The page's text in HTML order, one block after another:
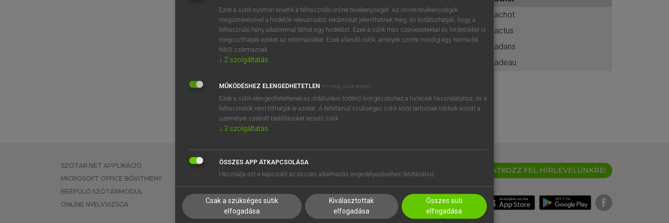
BELÉPÉS
próbaverziójának elindításához
regisztrálok ésbelépek.
REGISZTRÁCIÓ
cachot
cactus
cadans
cadeau
SZOTAR.NET APPLIKÁCIÓ
MICROSOFT OFFICE BŐVÍTMÉNY
BEÉPÜLŐ SZÓTÁRMODUL
ONLINE NYELVVIZSGA
EGYÉNI FELHASZNÁLÓKNAK
TANULÓKNAK
VÁLLALATI MEGOLDÁSOK
SÚGÓ
RÓLUNK
SÜTI BEÁLLÍTÁSOK
IRATKOZZ FEL HÍRLEVELÜNKRE!
Ezek a sütik nyomon követik a felhasználó online tevékenységét. Az online tevékenységek
megismerésével a hirdetők relevánsabb reklámokat jeleníthetnek meg, és korlátozhatják, hogy a
felhasználó hány alkalommal láthat egy hirdetést. Ezek a sütik más szervezetekkel és hirdetőkkel is
megoszthatják ezeket az információkat. Ezek állandó sütik, amelyek szinte mindig egy harmadik
féltől származnak.
↓ 2 szolgáltatás
MŰKÖDÉSHEZ ELENGEDHETETLEN (mindig szükséges)
Ezek a sütik elengedhetetlenek az oldalunkon történő böngészéshez,a funkciók használatához, és a
felhasználók nem tilthatják le azokat. A feltétlenül szükséges sütik közé tartoznak többek között a
személyre szabott beállításokat kezelő sütik.
↓ 3 szolgáltatás
ÖSSZES APP ÁTKAPCSOLÁSA
Használja ezt a kapcsolót az összes alkalmazás engedélyezéséhez/letiltásához.
Csak a szükséges sütik
elfogadása
Kiválasztottak
elfogadása
Összes süti
elfogadása